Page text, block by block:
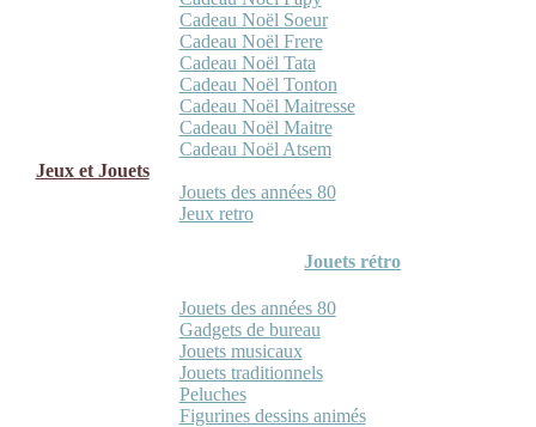
Cadeau Noël Soeur
Cadeau Noël Frere
Cadeau Noël Tata
Cadeau Noël Tonton
Cadeau Noël Maitresse
Cadeau Noël Maitre
Cadeau Noël Atsem
Jeux et Jouets
Jouets des années 80
Jeux retro
Jouets rétro
Jouets des années 80
Gadgets de bureau
Jouets musicaux
Jouets traditionnels
Peluches
Figurines dessins animés